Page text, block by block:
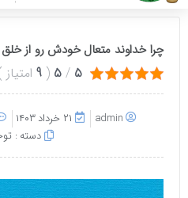
چرا خداوند متعال خودش رو از خلق
5
/
5
(
9 امتیاز)
admin ۲۱ خرداد ۱۴۰۳
دسته :